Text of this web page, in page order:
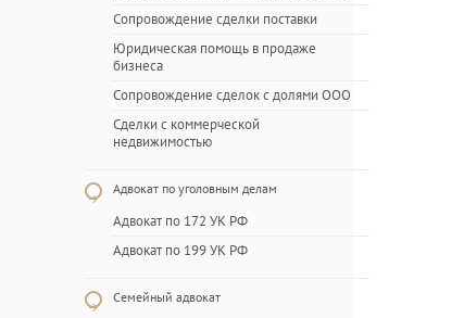
Сопровождение сделки поставки
Юридическая помощь в продаже
бизнеса
Сопровождение сделок с долями ООО
Сделки с коммерческой
недвижимостью
Адвокат по уголовным делам
Адвокат по 172 УК РФ
Адвокат по 199 УК РФ
Семейный адвокат